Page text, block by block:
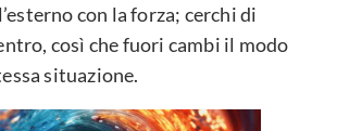
con la forza; cerchi di
così che fuori cambi il modo
situazione.